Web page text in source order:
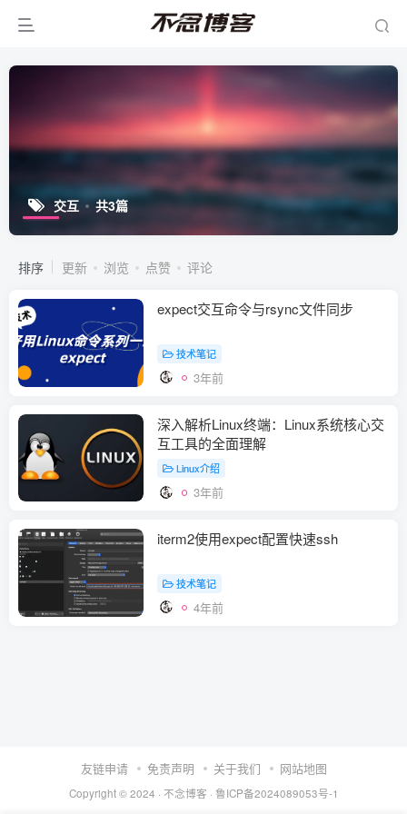
交互 共3篇
排序 更新 浏览 点赞 评论
expect交互命令与rsync文件同步
技术笔记
3年前
深入解析Linux终端：Linux系统核心交
互工具的全面理解
Linux介绍
3年前
iterm2使用expect配置快速ssh
技术笔记
4年前
友链申请 免责声明 关于我们 网站地图
Copyright © 2024 · 不念博客 · 鲁ICP备2024089053号-1